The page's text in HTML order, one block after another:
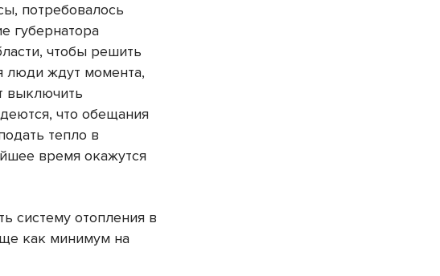
потребовалось
губернатора
чтобы решить
люди ждут момента,
выключить
что обещания
тепло в
время окажутся
систему отопления в
как минимум на